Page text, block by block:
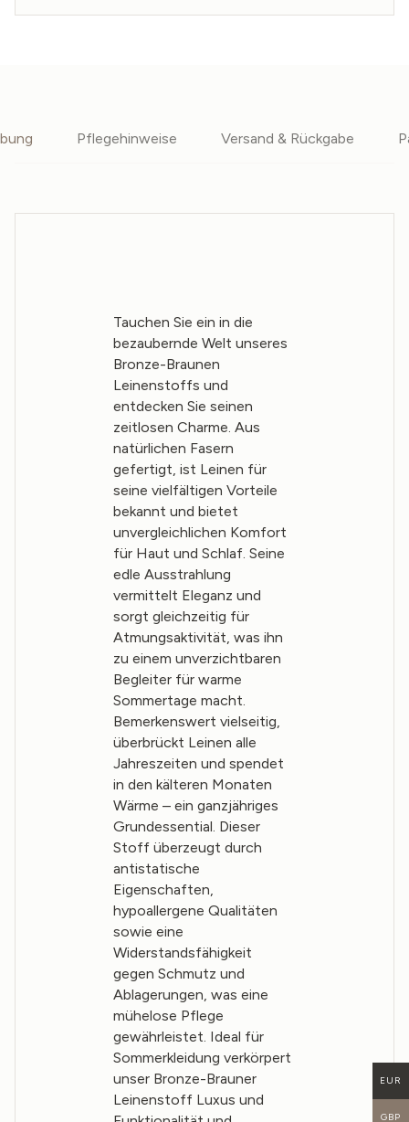
Pflegehinweise Versand & Rückgabe
Tauchen Sie ein in die
bezaubernde Welt unseres
Bronze-Braunen
Leinenstoffs und
entdecken Sie seinen
zeitlosen Charme. Aus
natürlichen Fasern
gefertigt, ist Leinen für
seine vielfältigen Vorteile
bekannt und bietet
unvergleichlichen Komfort
für Haut und Schlaf. Seine
edle Ausstrahlung
vermittelt Eleganz und
sorgt gleichzeitig für
Atmungsaktivität, was ihn
zu einem unverzichtbaren
Begleiter für warme
Sommertage macht.
Bemerkenswert vielseitig,
überbrückt Leinen alle
Jahreszeiten und spendet
in den kälteren Monaten
Wärme – ein ganzjähriges
Grundessential. Dieser
Stoff überzeugt durch
antistatische
Eigenschaften,
hypoallergene Qualitäten
sowie eine
Widerstandsfähigkeit
gegen Schmutz und
Ablagerungen, was eine
mühelose Pflege
gewährleistet. Ideal für
Sommerkleidung verkörpert
unser Bronze-Brauner
Leinenstoff Luxus und
EUR
GBP